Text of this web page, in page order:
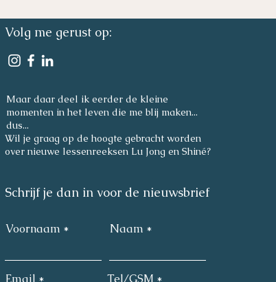
Volg me gerust op:
Maar daar deel ik eerder de kleine
momenten in het leven die me blij maken...
dus...
Wil je graag op de hoogte gebracht worden
over nieuwe lessenreeksen Lu Jong en Shiné?
Schrijf je dan in voor de nieuwsbrief
Voornaam Naam
Email Tel/GSM